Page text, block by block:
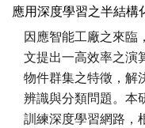
U-Net 精準分割刀刃
新樣式刀具的辨識能
上的mIoU提升超過
果，證明其具備應用
應用深度學習之半結構
因應智能工廠之來臨
文提出一高效率之演
物件群集之特徵，解
辨識與分類問題。本
訓練深度學習網路，